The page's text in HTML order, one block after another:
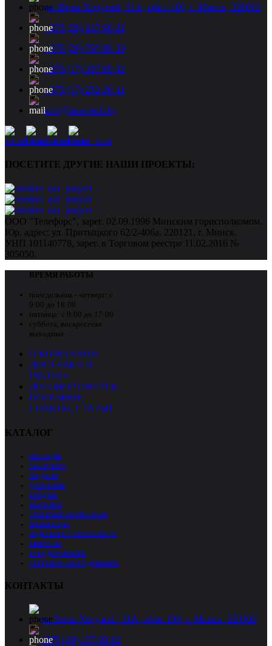
ул. Веры Хоружей, 31А, офис 100, г. Минск, 220002
+375 (29) 137-90-02
+375 (29) 797-90-30
+375 (17) 307-90-02
+375 (17) 252-30-11
info@laser-tech.by
ПОСЕТИТЕ ДРУГИЕ НАШИ ПРОЕКТЫ:
ООО "Телефорс", зарег. 02.09.1996 Минским горисполкомом.
Юр. адрес: ул. Притыцкого 62/2-406а, 220121, г. Минск.
УНП 101140778, зарег. в Торговом реестре 11.02.2016 №
305050.
ВРЕМЯ РАБОТЫ
понедельник - четверг: с
9:00 до 18:00
пятница: с 9:00 до 17:00
суббота, воскресенье:
выходные
О КОМПАНИИ
ДОСТАВКА И
ОПЛАТА
ДОГОВОР ОФЕРТЫ
ПОЛЕЗНЫЕ
СОВЕТЫ, СТАТЬИ
КАТАЛОГ
НАГРАДЫ
3D-ПЕЧАТЬ
МЕДАЛИ
ДИПЛОМЫ
БЕЙДЖИ
НОМЕРКИ
ТАБЛИЧКИ ИЗ МЕТАЛЛА
НАВИГАЦИЯ
ИЗДЕЛИЯ ИЗ ПЕНОПЛАСТА
ВЫВЕСКИ
БРЕНДИРОВАНИЕ
ТОРГОВОЕ ОБОРУДОВАНИЕ
КОНТАКТЫ
ул. Веры Хоружей, 31А, офис 100, г. Минск, 220002
+375 (29) 137-90-02